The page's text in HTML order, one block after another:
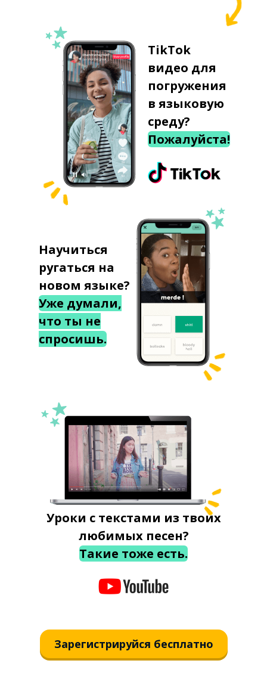
TikTok
видео для
погружения
в языковую
среду?
Пожалуйста!
Научиться
ругаться на
новом языке?
Уже думали,
что ты не
спросишь.
Уроки с текстами из твоих
любимых песен?
Такие тоже есть.
Зарегистрируйся бесплатно